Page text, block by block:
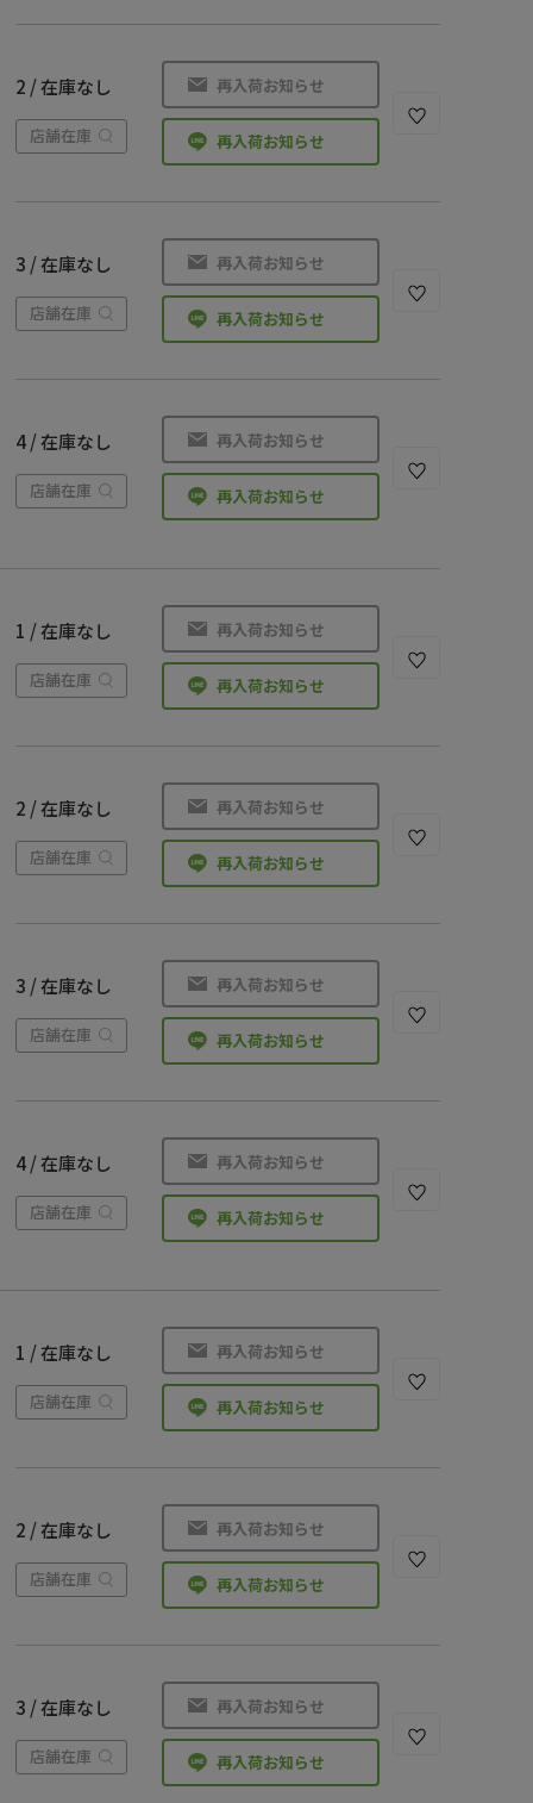
2 / 在庫なし
店舗在庫
再入荷お知らせ
再入荷お知らせ
3 / 在庫なし
店舗在庫
再入荷お知らせ
再入荷お知らせ
4 / 在庫なし
店舗在庫
再入荷お知らせ
再入荷お知らせ
1 / 在庫なし
店舗在庫
再入荷お知らせ
再入荷お知らせ
2 / 在庫なし
店舗在庫
再入荷お知らせ
再入荷お知らせ
3 / 在庫なし
店舗在庫
再入荷お知らせ
再入荷お知らせ
4 / 在庫なし
店舗在庫
再入荷お知らせ
再入荷お知らせ
1 / 在庫なし
店舗在庫
再入荷お知らせ
再入荷お知らせ
2 / 在庫なし
店舗在庫
再入荷お知らせ
再入荷お知らせ
3 / 在庫なし
店舗在庫
再入荷お知らせ
再入荷お知らせ